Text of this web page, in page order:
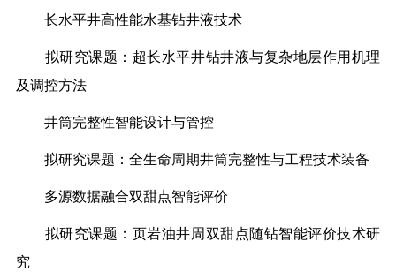
长水平井高性能水基钻井液技术
拟研究课题：超长水平井钻井液与复杂地层作用机理
及调控方法
井筒完整性智能设计与管控
拟研究课题：全生命周期井筒完整性与工程技术装备
多源数据融合双甜点智能评价
拟研究课题：页岩油井周双甜点随钻智能评价技术研
究